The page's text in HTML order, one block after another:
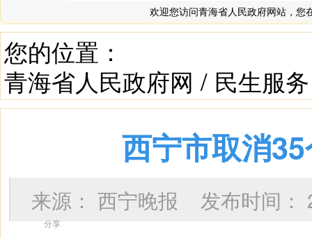
欢迎您访问青海省人民政府网站，您
您的位置：
青海省人民政府网 / 民生服务
西宁市取消
来源： 西宁晚报 发布时间：
分享